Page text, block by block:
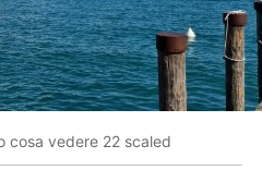
cosa vedere 22 scaled